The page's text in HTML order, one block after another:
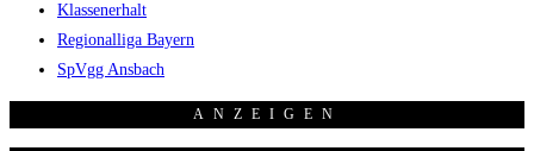
Klassenerhalt
Regionalliga Bayern
SpVgg Ansbach
ANZEI­GEN